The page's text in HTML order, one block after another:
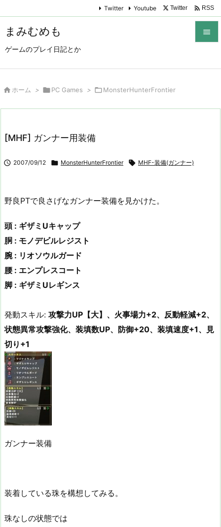
まみむめも
ゲームのプレイ日記とか

Twitter Youtube Twitter  RSS
 ホーム > PC Games > MonsterHunterFrontier
[MHF] ガンナー用装備
 2007/09/12  MonsterHunterFrontier  MHF-装備(ガンナー)
野良PTで良さげなガンナー装備を見かけた。
頭 : ギザミUキャップ
胴 : モノデビルレジスト
腕 : リオソウルガード
腰 : エンプレスコート
脚 : ギザミUレギンス
発動スキル: 攻撃力UP【大】、火事場力+2、反動軽減+2、
状態異常攻撃強化、装填数UP、防御+20、装填速度+1、見
切り+1
ガンナー装備
装着している珠を構想してみる。
珠なしの状態では